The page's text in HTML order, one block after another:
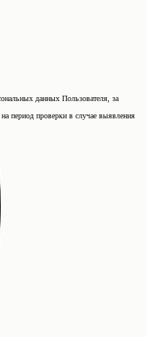
данных Пользователя, за
период проверки в случае выявления